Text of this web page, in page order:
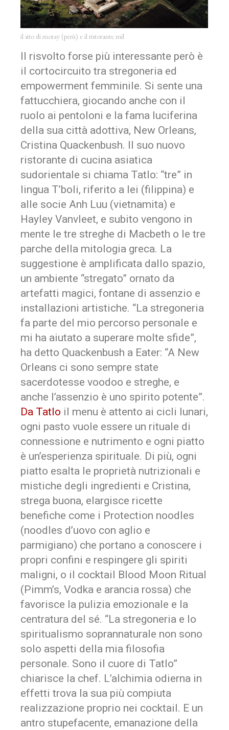
il sito di moray (perù) e il ristorante mil
Il risvolto forse più interessante però è
il cortocircuito tra stregoneria ed
empowerment femminile. Si sente una
fattucchiera, giocando anche con il
ruolo ai pentoloni e la fama luciferina
della sua città adottiva, New Orleans,
Cristina Quackenbush. Il suo nuovo
ristorante di cucina asiatica
sudorientale si chiama Tatlo: “tre” in
lingua T’boli, riferito a lei (filippina) e
alle socie Anh Luu (vietnamita) e
Hayley Vanvleet, e subito vengono in
mente le tre streghe di Macbeth o le tre
parche della mitologia greca. La
suggestione è amplificata dallo spazio,
un ambiente “stregato” ornato da
artefatti magici, fontane di assenzio e
installazioni artistiche. “La stregoneria
fa parte del mio percorso personale e
mi ha aiutato a superare molte sfide”,
ha detto Quackenbush a Eater: “A New
Orleans ci sono sempre state
sacerdotesse voodoo e streghe, e
anche l’assenzio è uno spirito potente”.
Da Tatlo il menu è attento ai cicli lunari,
ogni pasto vuole essere un rituale di
connessione e nutrimento e ogni piatto
è un’esperienza spirituale. Di più, ogni
piatto esalta le proprietà nutrizionali e
mistiche degli ingredienti e Cristina,
strega buona, elargisce ricette
benefiche come i Protection noodles
(noodles d’uovo con aglio e
parmigiano) che portano a conoscere i
propri confini e respingere gli spiriti
maligni, o il cocktail Blood Moon Ritual
(Pimm’s, Vodka e arancia rossa) che
favorisce la pulizia emozionale e la
centratura del sé. “La stregoneria e lo
spiritualismo soprannaturale non sono
solo aspetti della mia filosofia
personale. Sono il cuore di Tatlo”
chiarisce la chef. L’alchimia odierna in
effetti trova la sua più compiuta
realizzazione proprio nei cocktail. E un
antro stupefacente, emanazione della